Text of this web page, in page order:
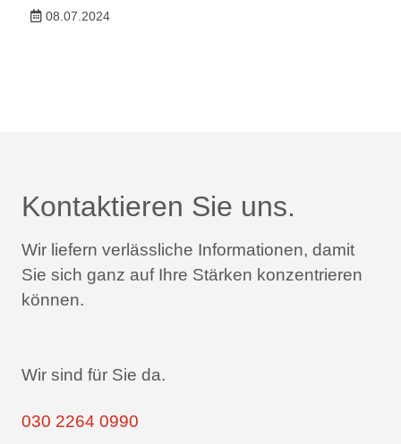
08.07.2024
Kontaktieren Sie uns.
Wir liefern verlässliche Informationen, damit
Sie sich ganz auf Ihre Stärken konzentrieren
können.
Wir sind für Sie da.
030 2264 0990